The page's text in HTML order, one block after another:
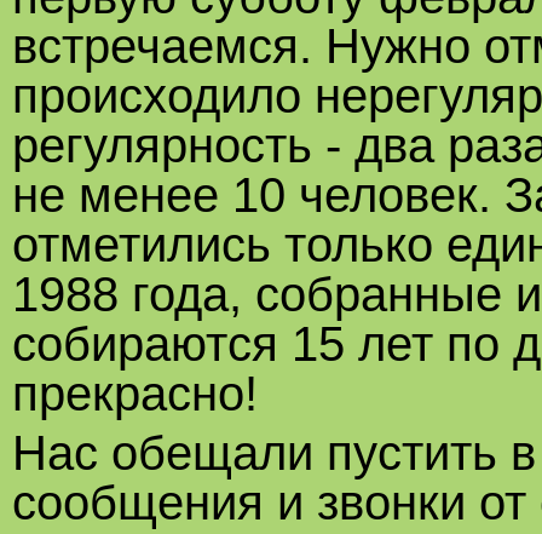
встречаемся. Нужно
происходило
регулярность - два
не менее 10 человек.
отметились только
1988 года, собранные
собираются 15 лет по
прекрасно!
Нас обещали пустить
сообщения и звонки от